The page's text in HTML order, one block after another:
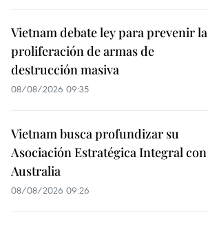
Vietnam debate ley para prevenir la
proliferación de armas de
destrucción masiva
08/08/2026 09:35
Vietnam busca profundizar su
Asociación Estratégica Integral con
Australia
08/08/2026 09:26